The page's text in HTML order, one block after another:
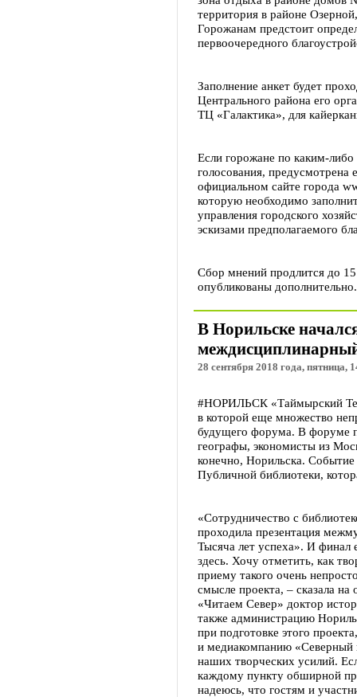
территория в районе
Горожанам предстоит
первоочередного
Заполнение анкет будет
Центрального района его
ТЦ «Галактика», для
Если горожане по каким-
голосования,
официальном сайте города
которую необходимо
управления городского
эскизами предполагаемого
Сбор мнений продлится до 15
опубликованы дополнительно.
В Норильске
28 сентября 2018 года, пятница,
#НОРИЛЬСК «Таймырский
в которой еще множество
будущего форума. В форуме
географы, экономисты из
конечно, Норильска.
Публичной библиотеки,
«Сотрудничество с
проходила презентация
Тысяча лет успеха». И финал
здесь. Хочу отметить, как
приему такого очень
смысле проекта, – сказала
«Читаем Север» доктор
также администрацию
при подготовке этого
и медиакомпанию
наших творческих усилий.
каждому пункту обширной
надеюсь, что гостям и